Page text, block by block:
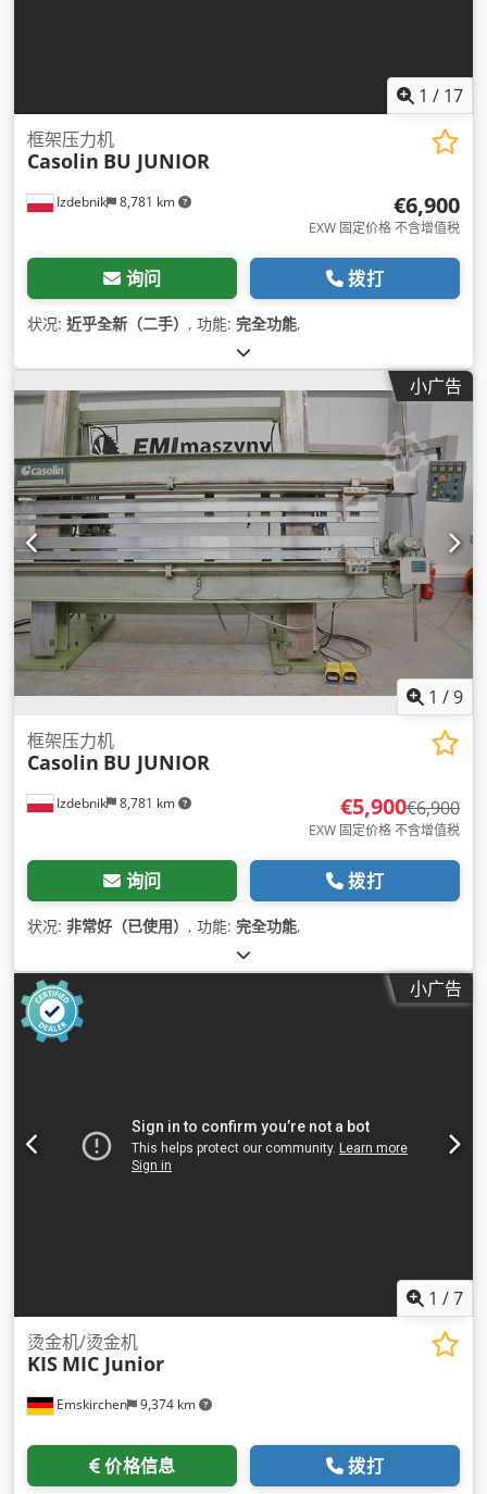
1 / 17
Izdebnik 8,781 km
框架压力机
Casolin BU JUNIOR
€6,900
EXW 固定价格 不含增值税
询问 拨打
状况: 近乎全新（二手） , 功能: 完全功能,
小广告
1 /9
Izdebnik 8,781 km
框架压力机
Casolin BU JUNIOR
€5,900€6,900
EXW 固定价格 不含增值税
询问 拨打
状况: 非常好（已使用） , 功能: 完全功能,
小广告
1 /7
Emskirchen 9,374 km
烫金机/烫金机
KIS MIC Junior
价格信息 拨打